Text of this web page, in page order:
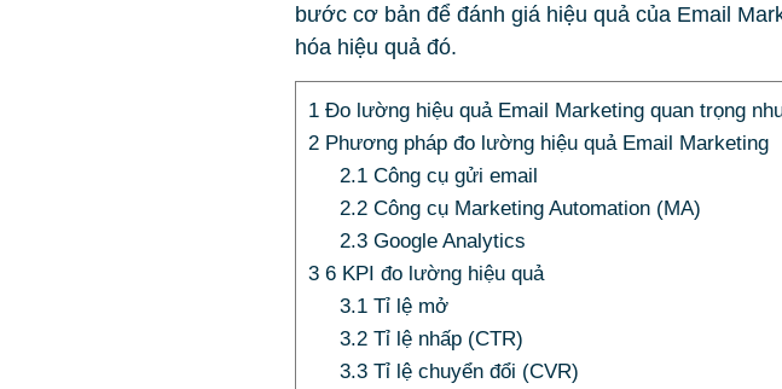
bước cơ bản để đánh giá hiệu quả của Email
hóa hiệu quả đó.
1 Đo lường hiệu quả Email Marketing quan trọng
2 Phương pháp đo lường hiệu quả Email Marketing
2.1Công cụ gửi email
2.2Công cụ Marketing Automation (MA)
2.3Google Analytics
3 6 KPI đo lường hiệu quả
3.1Tỉ lệ mở
3.2Tỉ lệ nhấp (CTR)
3.3Tỉ lệ chuyển đổi (CVR)